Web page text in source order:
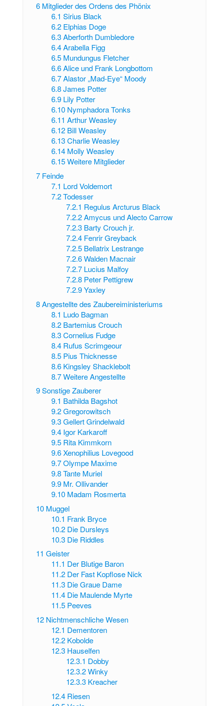
6 Mitglieder des Ordens des Phönix
6.1 Sirius Black
6.2 Elphias Doge
6.3 Aberforth Dumbledore
6.4 Arabella Figg
6.5 Mundungus Fletcher
6.6 Alice und Frank Longbottom
6.7 Alastor „Mad-Eye“ Moody
6.8 James Potter
6.9 Lily Potter
6.10 Nymphadora Tonks
6.11 Arthur Weasley
6.12 Bill Weasley
6.13 Charlie Weasley
6.14 Molly Weasley
6.15 Weitere Mitglieder
7 Feinde
7.1 Lord Voldemort
7.2 Todesser
7.2.1 Regulus Arcturus Black
7.2.2Amycus und Alecto Carrow
7.2.3 Barty Crouch jr.
7.2.4 Fenrir Greyback
7.2.5 Bellatrix Lestrange
7.2.6Walden Macnair
7.2.7 Lucius Malfoy
7.2.8 Peter Pettigrew
7.2.9Yaxley
8Angestellte des Zaubereiministeriums
8.1 Ludo Bagman
8.2 Bartemius Crouch
8.3 Cornelius Fudge
8.4 Rufus Scrimgeour
8.5 Pius Thicknesse
8.6 Kingsley Shacklebolt
8.7 Weitere Angestellte
9Sonstige Zauberer
9.1 Bathilda Bagshot
9.2 Gregorowitsch
9.3 Gellert Grindelwald
9.4 Igor Karkaroff
9.5 Rita Kimmkorn
9.6 Xenophilius Lovegood
9.7 Olympe Maxime
9.8 Tante Muriel
9.9 Mr. Ollivander
9.10 Madam Rosmerta
10 Muggel
10.1 Frank Bryce
10.2 Die Dursleys
10.3 Die Riddles
11 Geister
11.1 Der Blutige Baron
11.2 Der Fast Kopflose Nick
11.3 Die Graue Dame
11.4 Die Maulende Myrte
11.5 Peeves
12 Nichtmenschliche Wesen
12.1 Dementoren
12.2 Kobolde
12.3 Hauselfen
12.3.1 Dobby
12.3.2Winky
12.3.3 Kreacher
12.4 Riesen